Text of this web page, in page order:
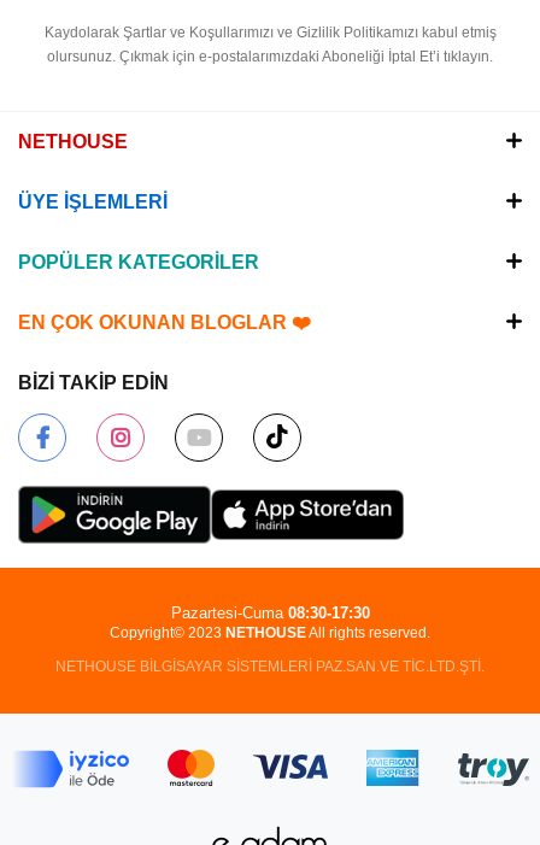
Kaydolarak Şartlar ve Koşullarımızı ve Gizlilik Politikamızı kabul etmiş
olursunuz. Çıkmak için e-postalarımızdaki Aboneliği İptal Et’i tıklayın.
NETHOUSE
ÜYE İŞLEMLERİ
POPÜLER KATEGORİLER
EN ÇOK OKUNAN BLOGLAR ❤️
BİZİ TAKİP EDİN
Copyright© 2023 NETHOUSEAll rights reserved.
NETHOUSE BİLGİSAYAR SİSTEMLERİ PAZ.SAN.VE TİC.LTD.ŞTİ.
Pazartesi-Cuma 08:30-17:30